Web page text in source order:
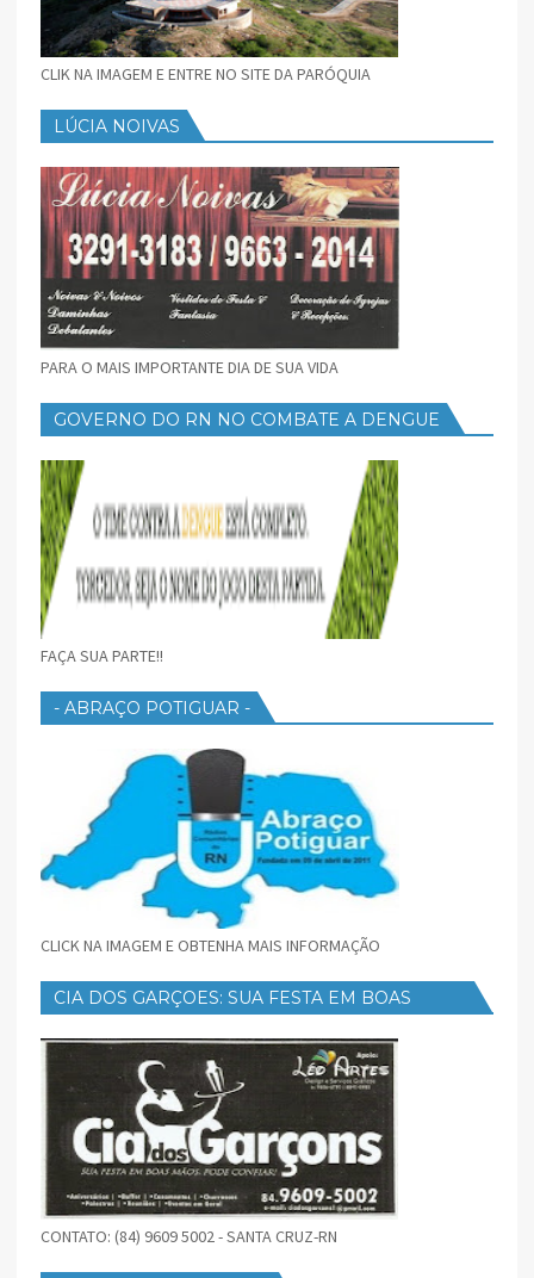
CLIK NA IMAGEM E ENTRE NO SITE DA PARÓQUIA
LÚCIA NOIVAS
PARA O MAIS IMPORTANTE DIA DE SUA VIDA
GOVERNO DO RN NO COMBATE A DENGUE
FAÇA SUA PARTE!!
- ABRAÇO POTIGUAR -
CLICK NA IMAGEM E OBTENHA MAIS INFORMAÇÃO
CIA DOS GARÇOES: SUA FESTA EM BOAS
CONTATO: (84) 9609 5002 - SANTA CRUZ-RN